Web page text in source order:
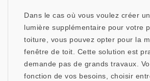
Dans le cas où vous voulez créer
lumière supplémentaire pour votre
toiture, vous pouvez opter pour la
fenêtre de toit. Cette solution est
demande pas de grands travaux.
fonction de vos besoins, choisir